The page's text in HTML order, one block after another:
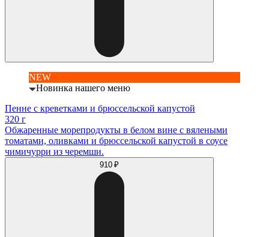
NEW
Новинка нашего меню
Пенне с креветками и брюссельской капустой
320 г
Обжаренные морепродукты в белом вине с вялеными
томатами, оливками и брюссельской капустой в соусе
чимичурри из черемши.
910 ₽